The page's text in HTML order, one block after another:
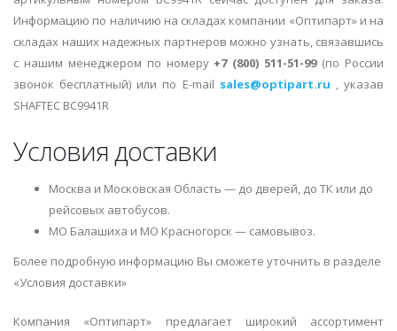
Информацию по наличию на складах компании «Оптипарт» и на
складах наших надежных партнеров можно узнать, связавшись
с нашим менеджером по номеру +7 (800) 511-51-99(по России
звонок бесплатный) или по E-mail sales@optipart.ru , указав
SHAFTEC BC9941R
Условия доставки
Москва и Московская Область — до дверей, до ТК или до
рейсовых автобусов.
МО Балашиха и МО Красногорск — самовывоз.
Более подробную информацию Вы сможете уточнить в разделе
«Условия доставки»
Компания «Оптипарт» предлагает широкий ассортимент